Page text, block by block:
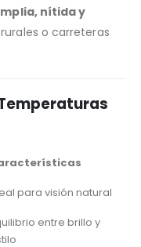
nítida y
o carreteras
para visión natural
entre brillo y